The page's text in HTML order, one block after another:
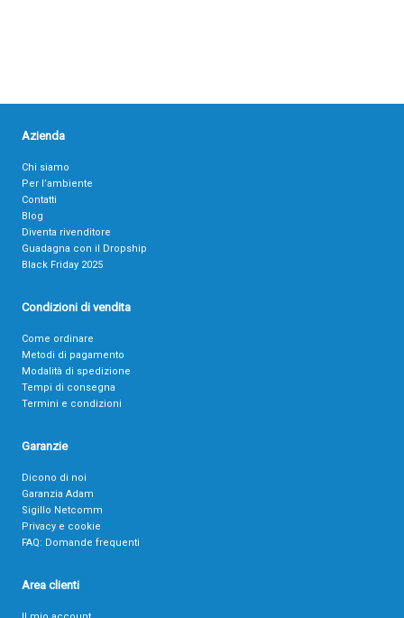
Azienda
Chi siamo
Per l’ambiente
Contatti
Blog
Diventa rivenditore
Guadagna con il Dropship
Black Friday 2025
Condizioni di vendita
Come ordinare
Metodi di pagamento
Modalità di spedizione
Tempi di consegna
Termini e condizioni
Garanzie
Dicono di noi
Garanzia Adam
Sigillo Netcomm
Privacy e cookie
FAQ: Domande frequenti
Area clienti